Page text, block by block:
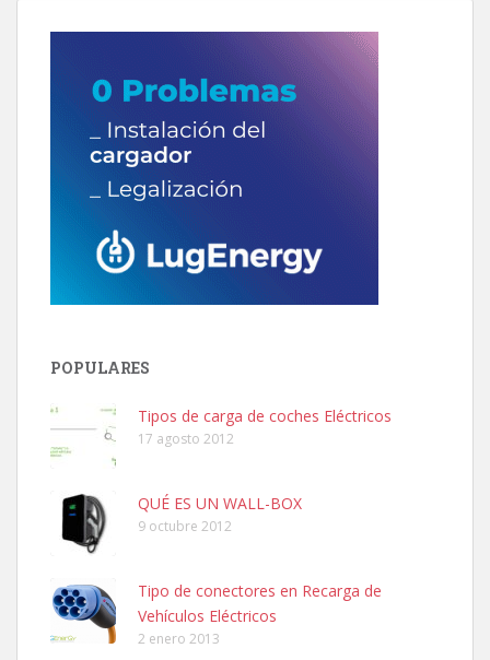
POPULARES
Tipos de carga de coches Eléctricos
17 agosto 2012
QUÉ ES UN WALL-BOX
9 octubre 2012
Tipo de conectores en Recarga de
Vehículos Eléctricos
2 enero 2013